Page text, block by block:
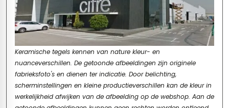
Keramische tegels kennen van nature kleur- en
nuanceverschillen. De getoonde afbeeldingen zijn originele
fabrieksfoto's en dienen ter indicatie. Door belichting,
scherminstellingen en kleine productieverschillen kan de kleur in
werkelijkheid afwijken van de afbeelding op de webshop. Aan de